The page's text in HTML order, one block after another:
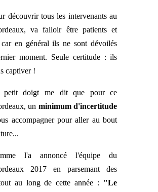
découvrir tous les intervenants au
va falloir être patients et
en général ils ne sont dévoilés
moment. Seule certitude : ils
captiver !
petit doigt me dit que pour ce
un minimum d'incertitude
accompagner pour aller au bout
l'a annoncé l'équipe du
2017 en parsemant des
au long de cette année : "Le